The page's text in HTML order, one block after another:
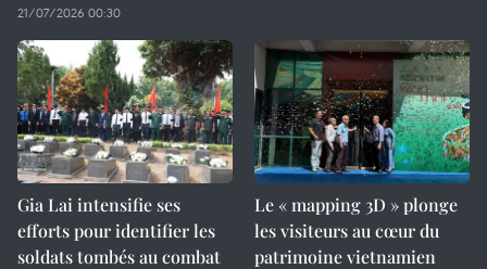
21/07/2026 00:30
Gia Lai intensifie ses
efforts pour identifier les
soldats tombés au combat
Le « mapping 3D » plonge
les visiteurs au cœur du
patrimoine vietnamien